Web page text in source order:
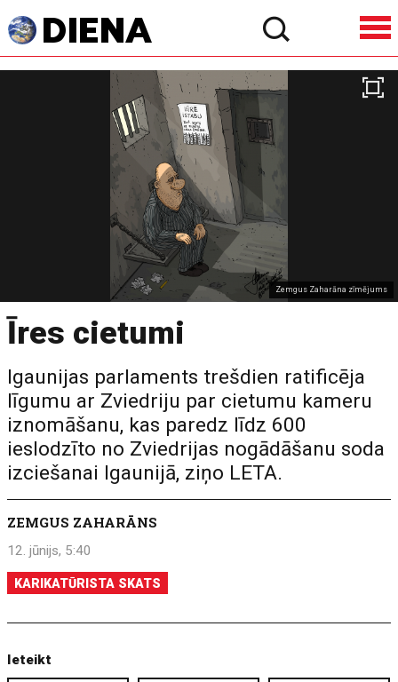
Zemgus Zaharāna zīmējums
Īres cietumi
Igaunijas parlaments trešdien ratificēja
līgumu ar Zviedriju par cietumu kameru
iznomāšanu, kas paredz līdz 600
ieslodzīto no Zviedrijas nogādāšanu soda
izciešanai Igaunijā, ziņo LETA.
ZEMGUS ZAHARĀNS
12. jūnijs, 5:40
KARIKATŪRISTA SKATS
Ieteikt